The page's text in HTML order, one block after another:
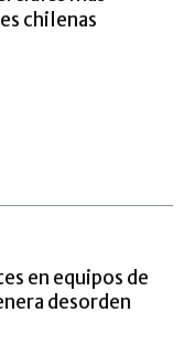
chilenas
en equipos de
desorden